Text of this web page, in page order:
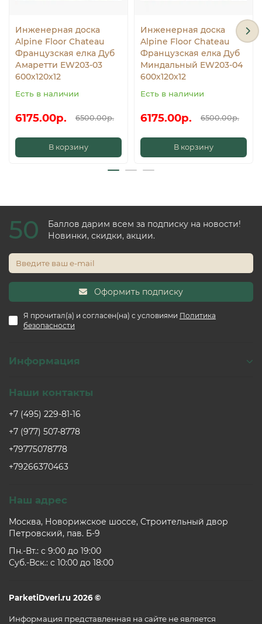
Инженерная доска
Alpine Floor Chateau
Французская елка Дуб
Амаретти EW203-03
600х120х12
Есть в наличии
6175.00р. 6500.00р.
В корзину
Инженерная доска
Alpine Floor Chateau
Французская елка Дуб
Миндальный EW203-04
600х120х12
Есть в наличии
6175.00р. 6500.00р.
В корзину
50
Баллов дарим всем за подписку на новости!
Новинки, скидки, акции.
Оформить подписку
Я прочитал(а) и согласен(на) с условиями Политика
безопасности
Информация
Наши контакты
+7 (495) 229-81-16
+7 (977) 507-8778
+79775078778
+79266370463
Наш адрес
Москва, Новорижское шоссе, Строительный двор
Петровский, пав. Б-9
Пн.-Вт.: c 9:00 до 19:00
Суб.-Вск.: c 10:00 до 18:00
ParketiDveri.ru 2026 ©
Информация представленная на сайте не является